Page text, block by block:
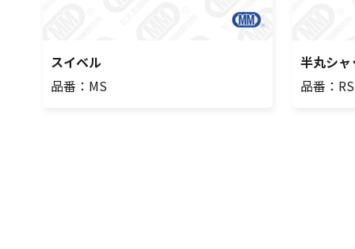
スイベル
品番：MS
半丸シ
品番：RS